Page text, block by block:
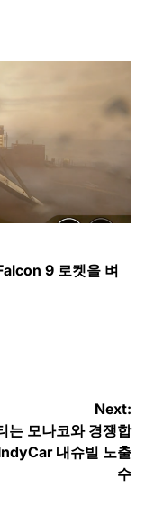
9 로켓을 벼
Next:
는 모나코와 경쟁합
내슈빌 노출
수